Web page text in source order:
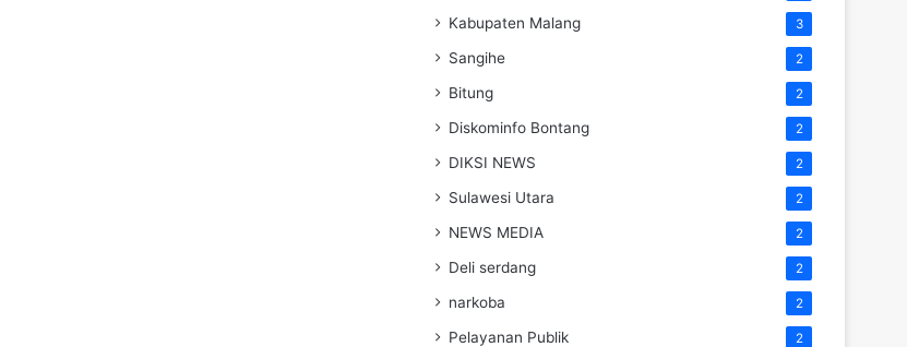
Kabupaten Malang 3
Sangihe 2
Bitung 2
Diskominfo Bontang 2
DIKSI NEWS 2
Sulawesi Utara 2
NEWS MEDIA 2
Deli serdang 2
narkoba 2
Pelayanan Publik 2